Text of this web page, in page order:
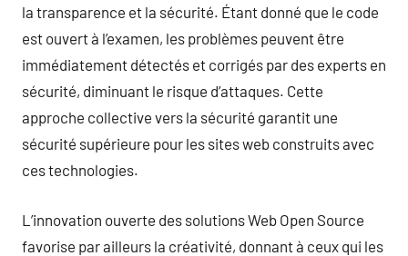
la transparence et la sécurité. Étant donné que le code
est ouvert à l’examen, les problèmes peuvent être
immédiatement détectés et corrigés par des experts en
sécurité, diminuant le risque d’attaques. Cette
approche collective vers la sécurité garantit une
sécurité supérieure pour les sites web construits avec
ces technologies.
L’innovation ouverte des solutions Web Open Source
favorise par ailleurs la créativité, donnant à ceux qui les